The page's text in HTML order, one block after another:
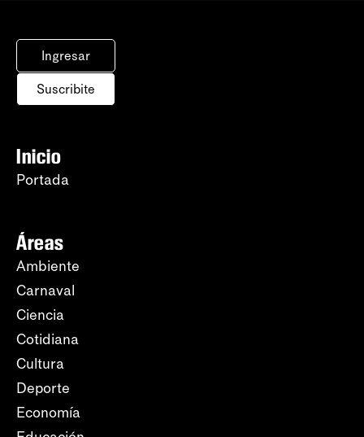
Ingresar
Suscribite
Inicio
Portada
Áreas
Ambiente
Carnaval
Ciencia
Cotidiana
Cultura
Deporte
Economía